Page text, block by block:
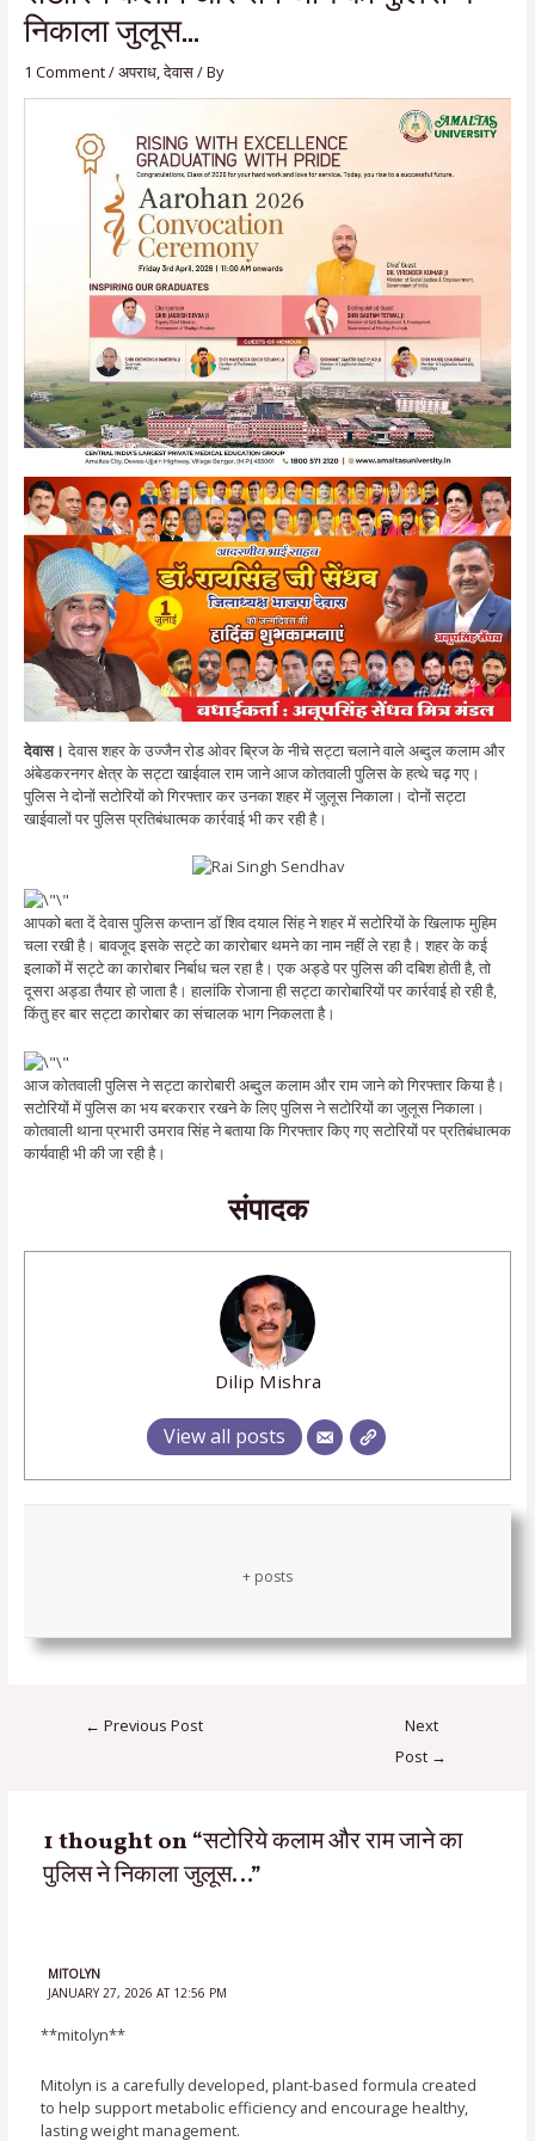
निकाला जुलूस…
1 Comment/अपराध,देवास/ By
देवास। देवास शहर के उज्जैन रोड ओवर ब्रिज के नीचे सट्टा चलाने वाले अब्दुल कलाम और
अंबेडकरनगर क्षेत्र के सट्टा खाईवाल राम जाने आज कोतवाली पुलिस के हत्थे चढ़ गए।
पुलिस ने दोनों सटोरियों को गिरफ्तार कर उनका शहर में जुलूस निकाला। दोनों सट्टा
खाईवालों पर पुलिस प्रतिबंधात्मक कार्रवाई भी कर रही है।
आपको बता दें देवास पुलिस कप्तान डॉ शिव दयाल सिंह ने शहर में सटोरियों के खिलाफ मुहिम
चला रखी है। बावजूद इसके सट्टे का कारोबार थमने का नाम नहीं ले रहा है। शहर के कई
इलाकों में सट्टे का कारोबार निर्बाध चल रहा है। एक अड्डे पर पुलिस की दबिश होती है, तो
दूसरा अड्डा तैयार हो जाता है। हालांकि रोजाना ही सट्टा कारोबारियों पर कार्रवाई हो रही है,
किंतु हर बार सट्टा कारोबार का संचालक भाग निकलता है।
आज कोतवाली पुलिस ने सट्टा कारोबारी अब्दुल कलाम और राम जाने को गिरफ्तार किया है।
सटोरियों में पुलिस का भय बरकरार रखने के लिए पुलिस ने सटोरियों का जुलूस निकाला।
कोतवाली थाना प्रभारी उमराव सिंह ने बताया कि गिरफ्तार किए गए सटोरियों पर प्रतिबंधात्मक
कार्यवाही भी की जा रही है।
संपादक
Dilip Mishra
View all posts
+ posts
← Previous Post
Next
Post →
1 thought on “सटोरिये कलाम और राम जाने का
पुलिस ने निकाला जुलूस…”
MITOLYN
JANUARY 27, 2026 AT 12:56 PM
**mitolyn**
Mitolyn is a carefully developed, plant-based formula created
to help support metabolic efficiency and encourage healthy,
lasting weight management.